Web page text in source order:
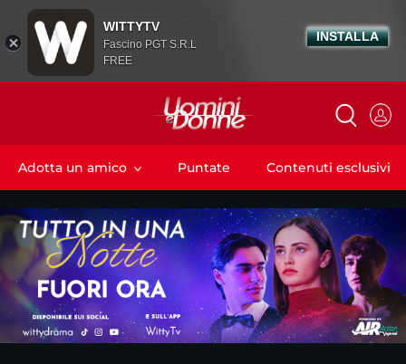
Adotta un amico Puntate Contenuti esclusivi
WITTYTV
Fascino PGT S.R.L
FREE
INSTALLA